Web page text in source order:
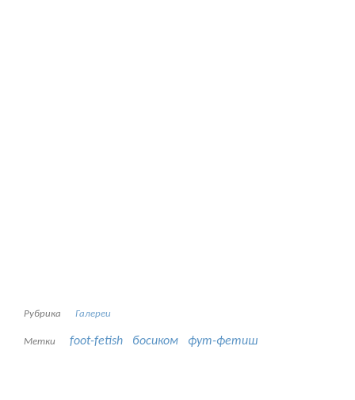
Рубрика Галереи
Метки foot-fetish босиком фут-фетиш